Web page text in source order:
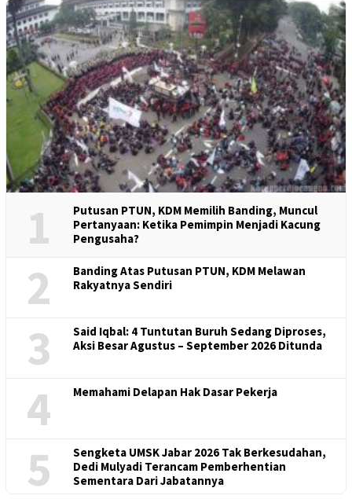
1
Putusan PTUN, KDM Memilih Banding, Muncul
Pertanyaan: Ketika Pemimpin Menjadi Kacung
Pengusaha?
2
Banding Atas Putusan PTUN, KDM Melawan
Rakyatnya Sendiri
3
Said Iqbal: 4 Tuntutan Buruh Sedang Diproses,
Aksi Besar Agustus – September 2026 Ditunda
4 Memahami Delapan Hak Dasar Pekerja
5
Sengketa UMSK Jabar 2026 Tak Berkesudahan,
Dedi Mulyadi Terancam Pemberhentian
Sementara Dari Jabatannya